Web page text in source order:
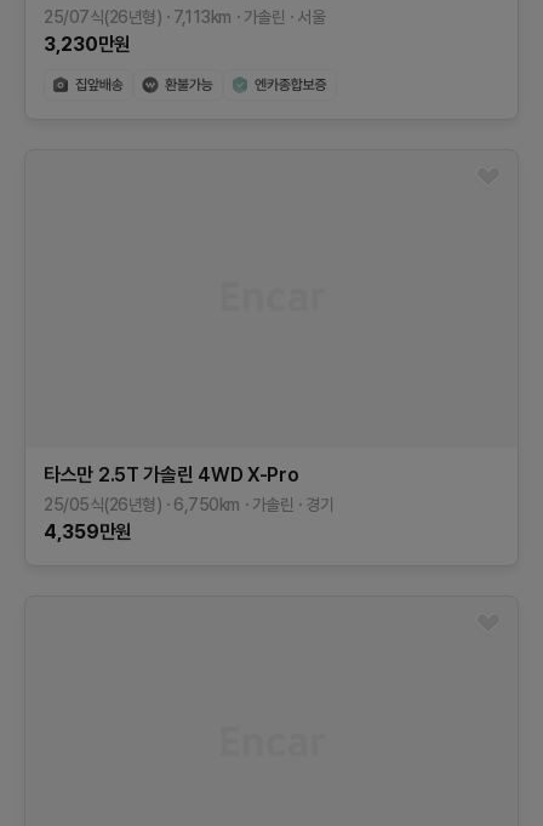
25/07식(26년형) 7,113km 가솔린 서울
3,230만원
타스만 2.5T 가솔린 4WD X-Pro
25/05식(26년형) 6,750km 가솔린 경기
4,359만원